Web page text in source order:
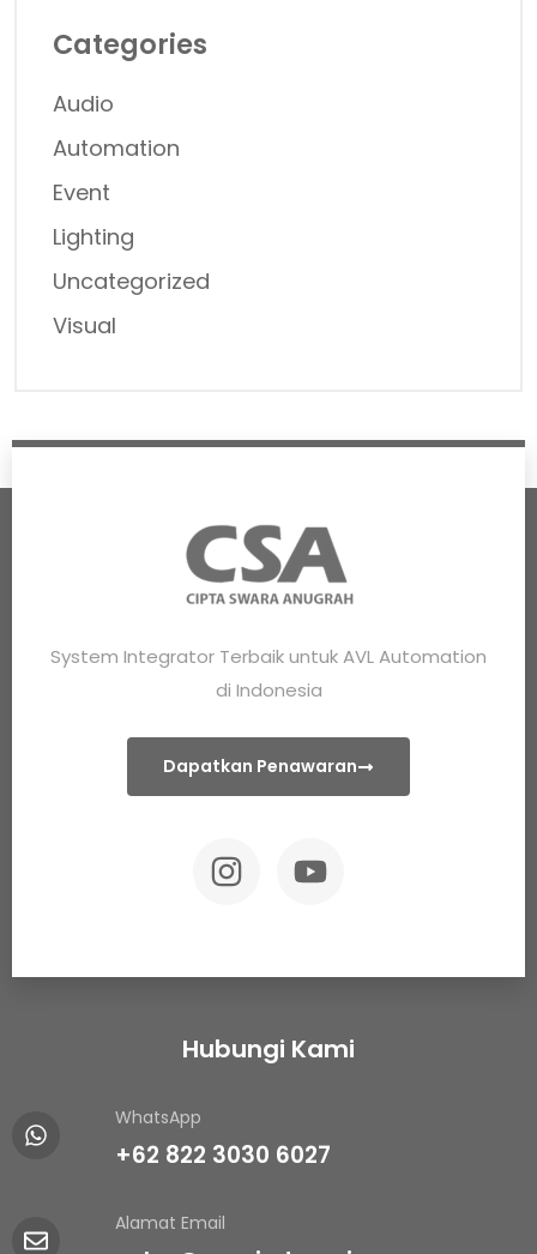
Categories
Audio
Automation
Event
Lighting
Uncategorized
Visual
System Integrator Terbaik untuk AVL Automation
di Indonesia
Dapatkan Penawaran
Hubungi Kami
WhatsApp
+62 822 3030 6027
Alamat Email